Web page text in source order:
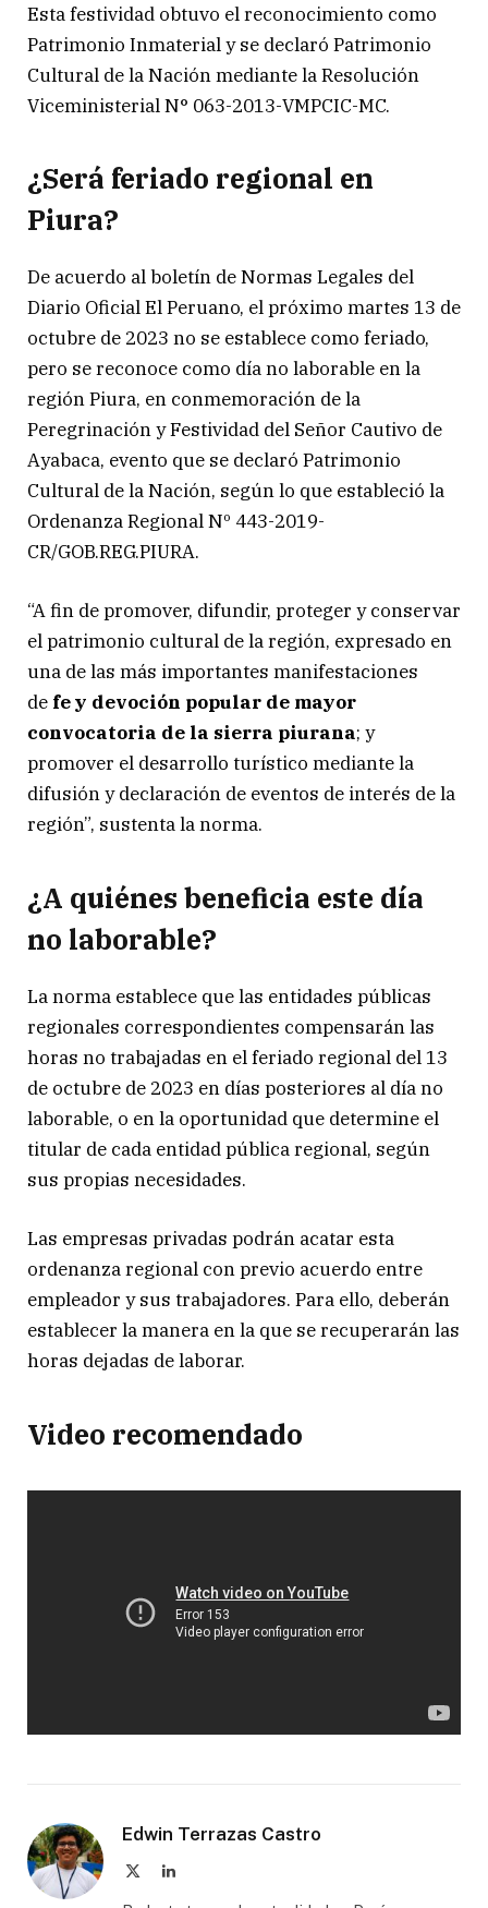
Esta festividad obtuvo el reconocimiento como
Patrimonio Inmaterial y se declaró Patrimonio
Cultural de la Nación mediante la Resolución
Viceministerial N° 063-2013-VMPCIC-MC.
¿Será feriado regional en
Piura?
De acuerdo al boletín de Normas Legales del
Diario Oficial El Peruano, el próximo martes 13 de
octubre de 2023 no se establece como feriado,
pero se reconoce como día no laborable en la
región Piura, en conmemoración de la
Peregrinación y Festividad del Señor Cautivo de
Ayabaca, evento que se declaró Patrimonio
Cultural de la Nación, según lo que estableció la
Ordenanza Regional Nº 443-2019-
CR/GOB.REG.PIURA.
“A fin de promover, difundir, proteger y conservar
el patrimonio cultural de la región, expresado en
una de las más importantes manifestaciones
de fe y devoción popular de mayor
convocatoria de la sierra piurana; y
promover el desarrollo turístico mediante la
difusión y declaración de eventos de interés de la
región”, sustenta la norma.
¿A quiénes beneficia este día
no laborable?
La norma establece que las entidades públicas
regionales correspondientes compensarán las
horas no trabajadas en el feriado regional del 13
de octubre de 2023 en días posteriores al día no
laborable, o en la oportunidad que determine el
titular de cada entidad pública regional, según
sus propias necesidades.
Las empresas privadas podrán acatar esta
ordenanza regional con previo acuerdo entre
empleador y sus trabajadores. Para ello, deberán
establecer la manera en la que se recuperarán las
horas dejadas de laborar.
Video recomendado
Edwin Terrazas Castro
LinkedIn